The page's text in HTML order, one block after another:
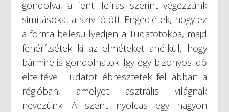
gondolva, a fenti leírás szerint végezzünk
simításokat a szív fölött. Engedjétek, hogy ez
a forma belesüllyedjen a Tudatotokba, majd
fehérítsétek ki az elméteket anélkül, hogy
bármire is gondolnátok. Így egy bizonyos idő
elteltével Tudatot ébresztetek fel abban a
régióban, amelyet asztrális világnak
nevezünk. A szent nyolcas egy nagyon